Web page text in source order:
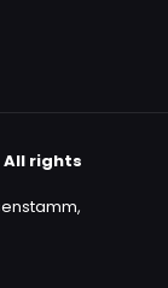
All rights